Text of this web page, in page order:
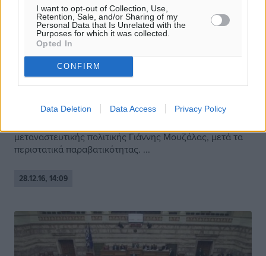
I want to opt-out of Collection, Use,
Retention, Sale, and/or Sharing of my
Personal Data that Is Unrelated with the
Purposes for which it was collected.
Opted In
CONFIRM
Data Deletion Data Access Privacy Policy
Χώρους κράτησης στα νησιά,
ηλεκτρονική κάρτα και χρήματα αντί
για συσσίτιο στους πρόσφυγες από την
άνοιξη
Τη δημιουργία κέντρων κράτησης στα νησιά, δυναμικής
μεταναστευτικής πολιτικής Γιάννης Μουζάλας, μετά τα
περιστατικά παραβατικότητας. ...
28.12.16, 14:09